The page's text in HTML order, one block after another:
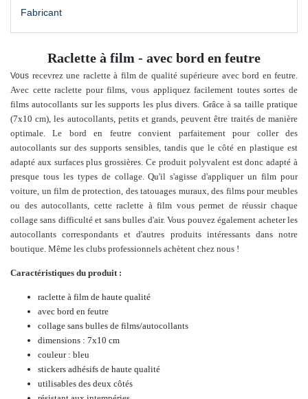
Fabricant
Raclette à film - avec bord en feutre
Vous recevrez une raclette à film de qualité supérieure avec bord en feutre.
Avec cette raclette pour films, vous appliquez facilement toutes sortes de
films autocollants sur les supports les plus divers. Grâce à sa taille pratique
(7x10 cm), les autocollants, petits et grands, peuvent être traités de manière
optimale. Le bord en feutre convient parfaitement pour coller des
autocollants sur des supports sensibles, tandis que le côté en plastique est
adapté aux surfaces plus grossières. Ce produit polyvalent est donc adapté à
presque tous les types de collage. Qu'il s'agisse d'appliquer un film pour
voiture, un film de protection, des tatouages muraux, des films pour meubles
ou des autocollants, cette raclette à film vous permet de réussir chaque
collage sans difficulté et sans bulles d'air.Vous pouvez également acheter les
autocollants correspondants et d'autres produits intéressants dans notre
boutique. Même les clubs professionnels achètent chez nous !
Caractéristiques du produit :
raclette à film de haute qualité
avec bord en feutre
collage sans bulles de films/autocollants
dimensions : 7x10 cm
couleur : bleu
stickers adhésifs de haute qualité
utilisables des deux côtés